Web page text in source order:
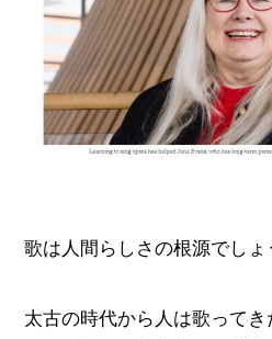
歌は人間らしさの根源でしょ
太古の時代から人は歌って